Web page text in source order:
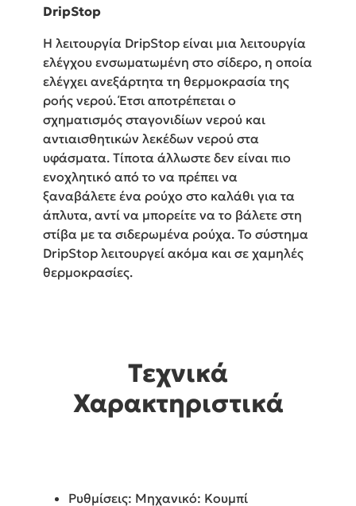
DripStop
Η λειτουργία DripStop είναι μια λειτουργία
ελέγχου ενσωματωμένη στο σίδερο, η οποία
ελέγχει ανεξάρτητα τη θερμοκρασία της
ροής νερού. Έτσι αποτρέπεται ο
σχηματισμός σταγονιδίων νερού και
αντιαισθητικών λεκέδων νερού στα
υφάσματα. Τίποτα άλλωστε δεν είναι πιο
ενοχλητικό από το να πρέπει να
ξαναβάλετε ένα ρούχο στο καλάθι για τα
άπλυτα, αντί να μπορείτε να το βάλετε στη
στίβα με τα σιδερωμένα ρούχα. Το σύστημα
DripStop λειτουργεί ακόμα και σε χαμηλές
θερμοκρασίες.
Τεχνικά
Χαρακτηριστικά
Ρυθμίσεις: Μηχανικό: Κουμπί